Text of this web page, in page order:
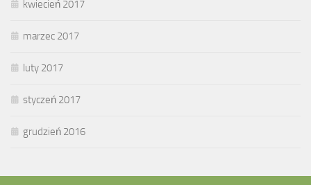
kwiecień 2017
marzec 2017
luty 2017
styczeń 2017
grudzień 2016